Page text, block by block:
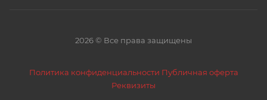
2026 © Все права защищены
Политика конфиденциальности Публичная оферта
Реквизиты